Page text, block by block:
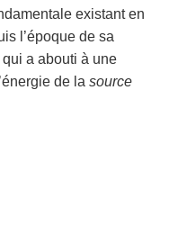
existant en
l’époque de sa
a abouti à une
de la source